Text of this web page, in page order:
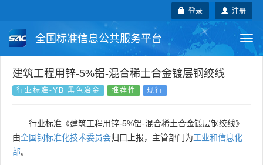
注册
登录
全国标准信息公共服务平台
国家标准 行业标准 地方标准
国外标准 技术委员会
建筑工程用锌-5%铝-混合稀土合金镀层钢绞线
行业标准-YB 黑色冶金 推荐性 现行
行业标准《建筑工程用锌-5%铝-混合稀土合金镀层钢绞线》
由全国钢标准化技术委员会归口上报，主管部门为工业和信息化
部。